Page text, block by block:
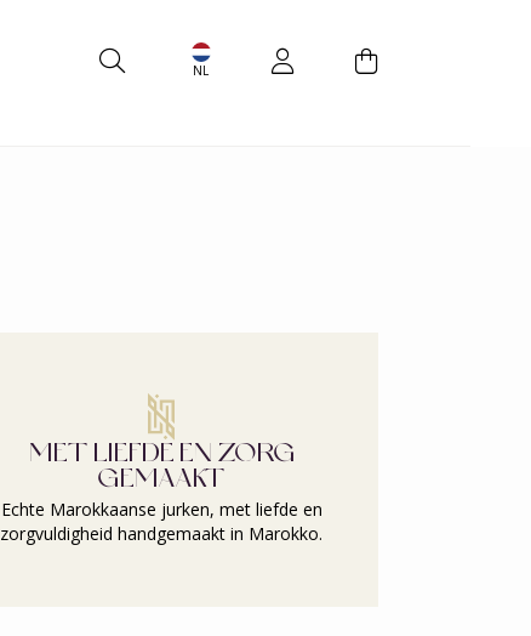
NL
Accessoires
MET LIEFDE EN ZORG
GEMAAKT
Echte Marokkaanse jurken, met liefde en
zorgvuldigheid handgemaakt in Marokko.